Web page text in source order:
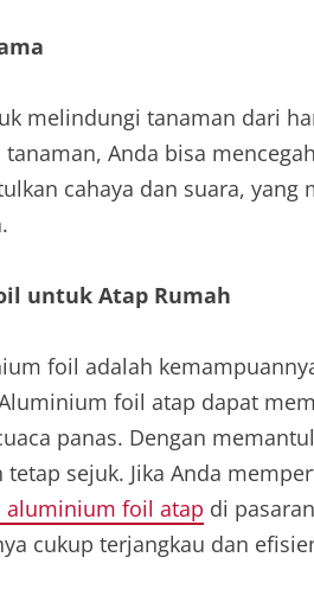
melindungi tanaman dari
Anda bisa
cahaya dan suara, yang
untuk Atap Rumah
foil adalah
foil atap dapat
panas. Dengan
sejuk. Jika Anda
aluminium foil atap di
cukup terjangkau dan